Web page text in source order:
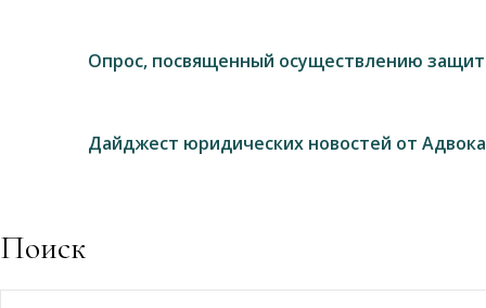
Опрос, посвященный осуществлению
Дайджест юридических новостей от
Поиск